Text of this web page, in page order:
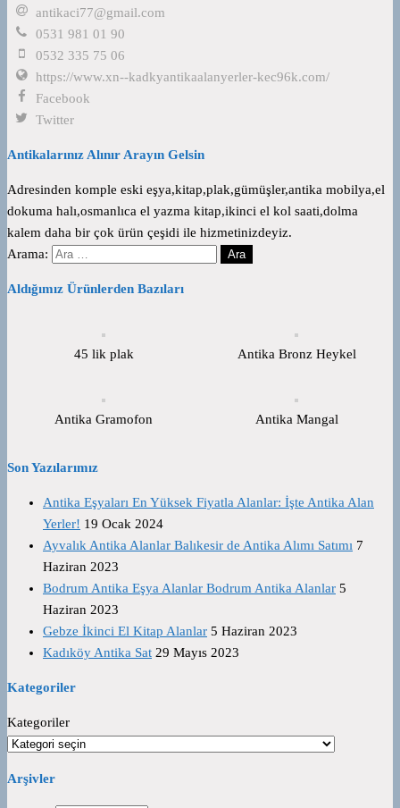
antikaci77@gmail.com
0531 981 01 90
0532 335 75 06
https://www.xn--kadkyantikaalanyerler-kec96k.com/
Facebook
Twitter
Antikalarınız Alınır Arayın Gelsin
Adresinden komple eski eşya,kitap,plak,gümüşler,antika mobilya,el
dokuma halı,osmanlıca el yazma kitap,ikinci el kol saati,dolma
kalem daha bir çok ürün çeşidi ile hizmetinizdeyiz.
Arama:
Aldığımız Ürünlerden Bazıları
45 lik plak Antika Bronz Heykel
Antika Gramofon Antika Mangal
Son Yazılarımız
Antika Eşyaları En Yüksek Fiyatla Alanlar: İşte Antika Alan
Yerler! 19 Ocak 2024
Ayvalık Antika Alanlar Balıkesir de Antika Alımı Satımı 7
Haziran 2023
Bodrum Antika Eşya Alanlar Bodrum Antika Alanlar 5
Haziran 2023
Gebze İkinci El Kitap Alanlar 5 Haziran 2023
Kadıköy Antika Sat 29 Mayıs 2023
Kategoriler
Kategoriler
Arşivler